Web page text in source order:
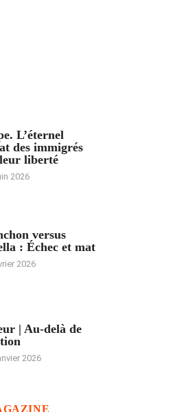
L’éternel
des immigrés
liberté
2026
versus
: Échec et mat
2026
| Au-delà de
2026